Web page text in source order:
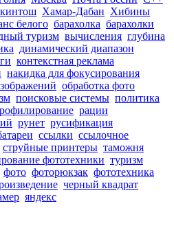
Хамар-Дабан Хибины
белого барахолка барахолки
туризм вычисления глубина
динамический диапазон
контекстная реклама
накидка для фокусирования
обработка фото
поисковые системы политика
рации
рунет русификация
ссылки ссылочное
струйные принтеры таможня
фототехники туризм
фото фоторюкзак фототехника
черный квадрат
яндекс